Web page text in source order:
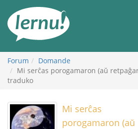
all’indice
Forum
Domande
Mi serĉas porogamaron (aŭ
traduko
Mi serĉas
porogamaron (aŭ